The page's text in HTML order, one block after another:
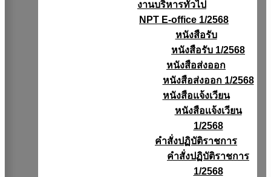
งานบริหารทั่วไป
NPT E-office 1/2568
หนังสือรับ
หนังสือรับ 1/2568
หนังสือส่งออก
หนังสือส่งออก 1/2568
หนังสือแจ้งเวียน
หนังสือเเจ้งเวียน
1/2568
คำสั่งปฏิบัติราชการ
คำสั่งปฏิบัติราชการ
1/2568